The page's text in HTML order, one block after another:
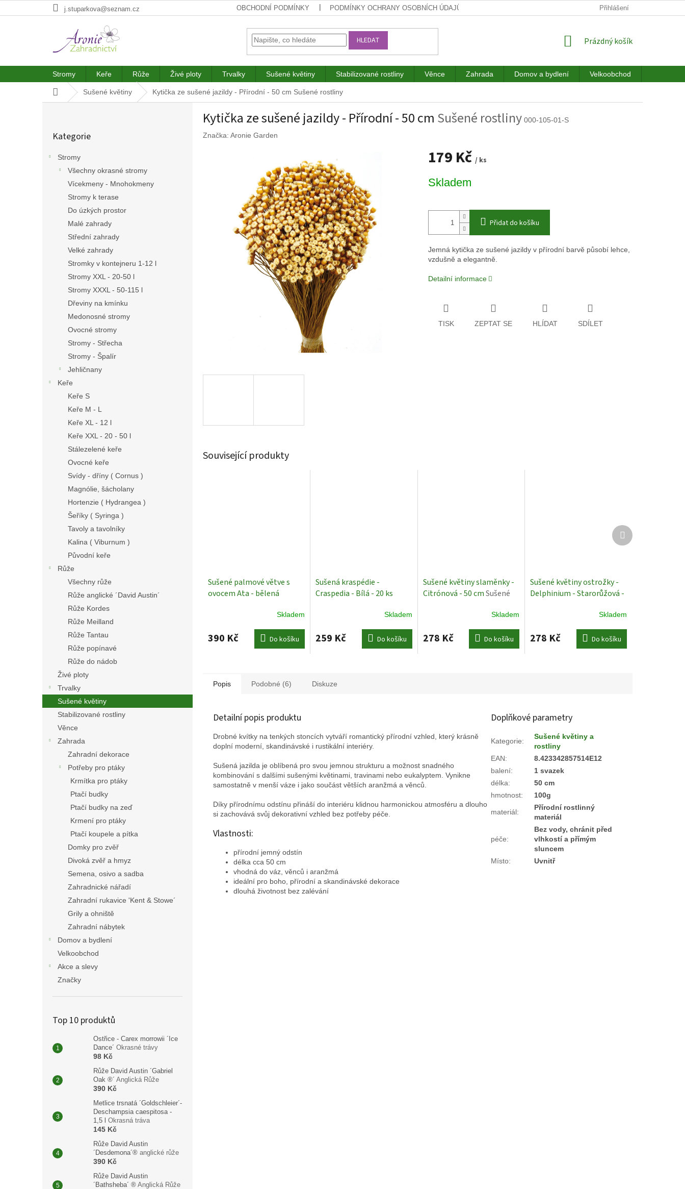
na
j.stuparkova@seznam.cz OBCHODNÍ PODMÍNKY PODMÍNKY OCHRANY OSOBNÍCH ÚDAJŮ HODNOCENÍ OBCHODUPřihlášení
HLEDAT
NÁKUPNÍ
Prázdný košík
Stromy Keře Růže Živé ploty Trvalky Sušené květiny Stabilizované rostliny Věnce Zahrada Domov a bydlení Velkoobchod
Domů Sušené květiny Kytička ze sušené jazildy - Přírodní - 50 cm Sušené rostliny
kategorie
Kategorie
Stromy
Všechny okrasné stromy
Vícekmeny - Mnohokmeny
Stromy k terase
Do úzkých prostor
Malé zahrady
Střední zahrady
Velké zahrady
Stromky v kontejneru 1-12 l
Stromy XXL - 20-50 l
Stromy XXXL - 50-115 l
Dřeviny na kmínku
Medonosné stromy
Ovocné stromy
Stromy - Střecha
Stromy - Špalír
Jehličnany
Keře
Keře S
Keře M - L
Keře XL - 12 l
Keře XXL - 20 - 50 l
Stálezelené keře
Ovocné keře
Svídy - dříny ( Cornus )
Magnólie, šácholany
Hortenzie ( Hydrangea )
Šeříky ( Syringa )
Tavoly a tavolníky
Kalina ( Viburnum )
Původní keře
Růže
Všechny růže
Růže anglické ´David Austin´
Růže Kordes
Růže Meilland
Růže Tantau
Růže popínavé
Růže do nádob
Živé ploty
Trvalky
Sušené květiny
Stabilizované rostliny
Věnce
Zahrada
Zahradní dekorace
Potřeby pro ptáky
Krmítka pro ptáky
Ptačí budky
Ptačí budky na zeď
Krmení pro ptáky
Ptačí koupele a pítka
Domky pro zvěř
Divoká zvěř a hmyz
Semena, osivo a sadba
Zahradnické nářadí
Zahradní rukavice 'Kent & Stowe´
Grily a ohniště
Zahradní nábytek
Domov a bydlení
Velkoobchod
Akce a slevy
Značky
Top 10 produktů
Ostřice - Carex morrowii ´Ice
Dance´ Okrasné trávy
98 Kč
Růže David Austin ´Gabriel
Oak ®´ Anglická Růže
390 Kč
Metlice trsnatá ´Goldschleier´-
Deschampsia caespitosa -
1,5 l Okrasná tráva
145 Kč
Růže David Austin
´Desdemona´® anglické růže
390 Kč
Růže David Austin
´Bathsheba´ ® Anglická Růže
Kytička ze sušené jazildy - Přírodní - 50 cm Sušené rostliny 000-105-01-S
Značka: Aronie Garden
179 Kč / ks
cena:
Skladem
Přidat do košíku
Jemná kytička ze sušené jazildy v přírodní barvě působí lehce,
vzdušně a elegantně.
Detailní informace
TISK ZEPTAT SE HLÍDAT SDÍLET
Související produkty
Sušené palmové větve s
ovocem Ata - bělená
Skladem
390 Kč Do košíku
Sušená kraspédie -
Craspedia - Bílá - 20 ks
Skladem
259 Kč Do košíku
Sušené květiny slaměnky -
Citrónová - 50 cmSušené
Skladem
278 Kč Do košíku
Sušené květiny ostrožky -
Delphinium - Starorůžová -
Skladem
278 Kč Do košíku
Další
produkt
Popis Podobné (6) Diskuze
Detailní popis produktu
Drobné kvítky na tenkých stoncích vytváří romantický přírodní vzhled, který krásně
doplní moderní, skandinávské i rustikální interiéry.
Sušená jazilda je oblíbená pro svou jemnou strukturu a možnost snadného
kombinování s dalšími sušenými květinami, travinami nebo eukalyptem. Vynikne
samostatně v menší váze i jako součást větších aranžmá a věnců.
Díky přírodnímu odstínu přináší do interiéru klidnou harmonickou atmosféru a dlouho
si zachovává svůj dekorativní vzhled bez potřeby péče.
Vlastnosti:
přírodní jemný odstín
délka cca 50 cm
vhodná do váz, věnců i aranžmá
ideální pro boho, přírodní a skandinávské dekorace
dlouhá životnost bez zalévání
Doplňkové parametry
Kategorie:
Sušené květiny a
rostliny
EAN:
8.423342857514E12
balení:
1 svazek
délka:
50 cm
hmotnost: 100g
materiál:
Přírodní rostlinný
materiál
péče:
Bez vody, chránit před
vlhkostí a přímým
sluncem
Místo: Uvnitř